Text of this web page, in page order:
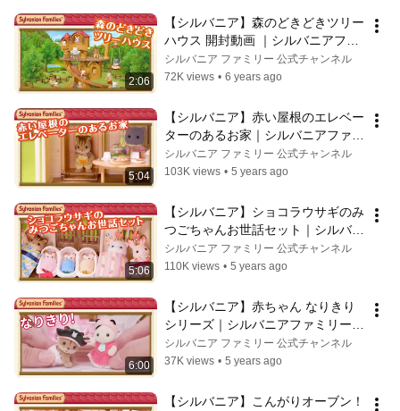
2:06
【シルバニア】森のどきどきツリー
ハウス 開封動画 ｜シルバニアファ
ミリー商品紹介〈公式〉
シルバニア ファミリー 公式チャンネル
72K views • 6 years ago
5:04
【シルバニア】赤い屋根のエレベー
ターのあるお家｜シルバニアファミ
リーあそび方紹介〈公式〉
シルバニア ファミリー 公式チャンネル
103K views • 5 years ago
5:06
【シルバニア】ショコラウサギのみ
つごちゃんお世話セット｜シルバニ
アファミリーあそび方紹介〈公式〉
シルバニア ファミリー 公式チャンネル
110K views • 5 years ago
6:00
【シルバニア】赤ちゃん なりきり
シリーズ｜シルバニアファミリーあ
そび方紹介〈公式〉
シルバニア ファミリー 公式チャンネル
37K views • 5 years ago
【シルバニア】こんがりオーブン！